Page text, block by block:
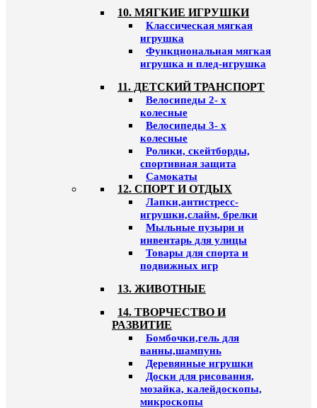
10. МЯГКИЕ ИГРУШКИ
Классическая мягкая
игрушка
Функциональная мягкая
игрушка и плед-игрушка
11. ДЕТСКИЙ ТРАНСПОРТ
Велосипеды 2- х
колесные
Велосипеды 3- х
колесные
Ролики, скейтборды,
спортивная защита
Самокаты
12. СПОРТ И ОТДЫХ
Лапки,антистресс-
игрушки,слайм, брелки
Мыльные пузыри и
инвентарь для улицы
Товары для спорта и
подвижных игр
13. ЖИВОТНЫЕ
14. ТВОРЧЕСТВО И
РАЗВИТИЕ
Бомбочки,гель для
ванны,шампунь
Деревянные игрушки
Доски для рисования,
мозайка, калейдоскопы,
микроскопы